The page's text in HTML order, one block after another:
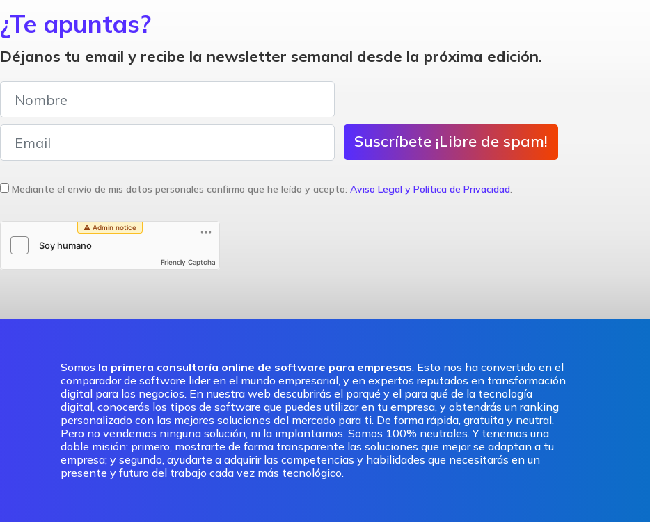
¿Te apuntas?
Déjanos tu email y recibe la newsletter semanal desde la próxima edición.
Suscríbete ¡Libre de spam!
Mediante el envío de mis datos personales confirmo que he leído y acepto: Aviso Legal y Política de Privacidad.
Friendly Captcha
Somos la primera consultoría online de software para empresas. Esto nos ha convertido en el
comparador de software lider en el mundo empresarial, y en expertos reputados en transformación
digital para los negocios. En nuestra web descubrirás el porqué y el para qué de la tecnología
digital, conocerás los tipos de software que puedes utilizar en tu empresa, y obtendrás un ranking
personalizado con las mejores soluciones del mercado para ti. De forma rápida, gratuita y neutral.
Pero no vendemos ninguna solución, ni la implantamos. Somos 100% neutrales. Y tenemos una
doble misión: primero, mostrarte de forma transparente las soluciones que mejor se adaptan a tu
empresa; y segundo, ayudarte a adquirir las competencias y habilidades que necesitarás en un
presente y futuro del trabajo cada vez más tecnológico.